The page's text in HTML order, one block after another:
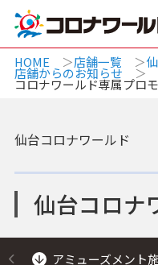
HOME 店舗一覧
店舗からのお知らせ
コロナワールド専属プロ
仙台コロナ
仙台コロナワールド
アミューズメント